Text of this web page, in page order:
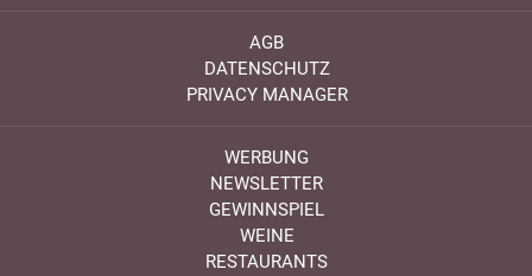
AGB
DATENSCHUTZ
PRIVACY MANAGER
WERBUNG
NEWSLETTER
GEWINNSPIEL
WEINE
RESTAURANTS